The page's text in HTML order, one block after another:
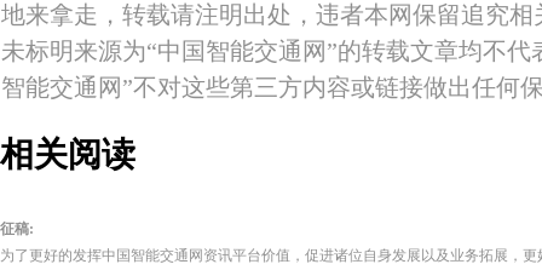
地来拿走，转载请注明出处，违者本网保留追究
未标明来源为“中国智能交通网”的转载文章均不
智能交通网”不对这些第三方内容或链接做出任何
相关阅读
征稿:
为了更好的发挥中国智能交通网资讯平台价值，促进诸位自身发展以及业务拓展，